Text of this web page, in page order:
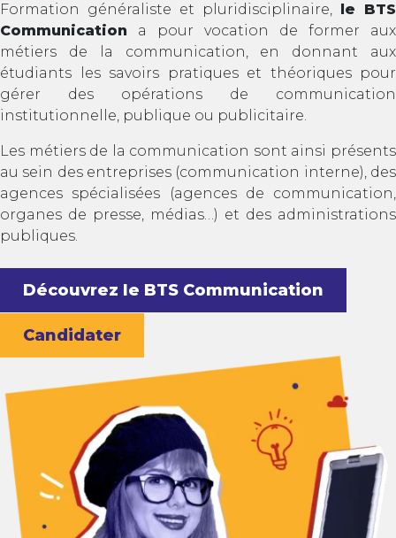
Formation généraliste et pluridisciplinaire, le BTS
Communication a pour vocation de former aux
métiers de la communication, en donnant aux
étudiants les savoirs pratiques et théoriques pour
gérer des opérations de communication
institutionnelle, publique ou publicitaire.
Les métiers de la communication sont ainsi présents
au sein des entreprises (communication interne), des
agences spécialisées (agences de communication,
organes de presse, médias…) et des administrations
publiques.
Découvrez le BTS Communication
Candidater